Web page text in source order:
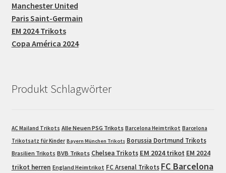
Manchester United
Paris Saint-Germain
EM 2024 Trikots
Copa América 2024
Produkt Schlagwörter
AC Mailand Trikots Alle Neuen PSG Trikots Barcelona Heimtrikot Barcelona
Trikotsatz für Kinder Bayern München Trikots Borussia Dortmund Trikots
Brasilien Trikots BVB Trikots Chelsea Trikots EM 2024 trikot EM 2024
trikot herren England Heimtrikot FC Arsenal Trikots FC Barcelona